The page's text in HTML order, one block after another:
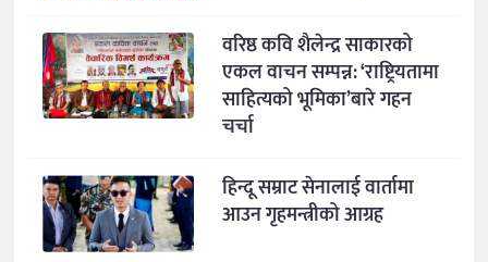
वरिष्ठ कवि शैलेन्द्र साकारको
एकल वाचन सम्पन्न: ‘राष्ट्रियतामा
साहित्यको भूमिका’बारे गहन
चर्चा
हिन्दू सम्राट सेनालाई वार्तामा
आउन गृहमन्त्रीको आग्रह